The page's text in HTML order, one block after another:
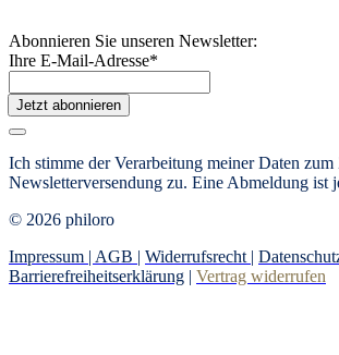
Abonnieren Sie unseren Newsletter:
Ihre E-Mail-Adresse*
Jetzt abonnieren
Ich stimme der Verarbeitung meiner Daten
Newsletterversendung zu. Eine Abmeldung ist
© 2026 philoro
Impressum | AGB | Widerrufsrecht |
Barrierefreiheitserklärung | Vertrag widerrufen